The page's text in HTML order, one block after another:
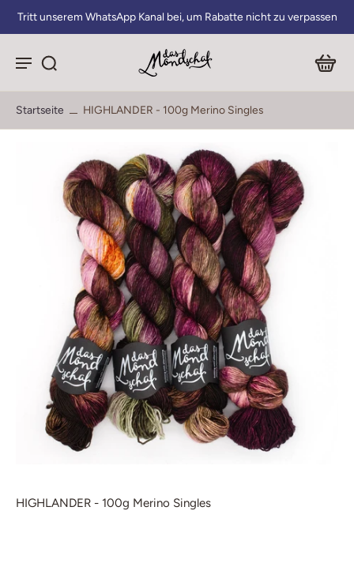
Tritt unserem WhatsApp Kanal bei, um Rabatte nicht zu verpassen
Startseite HIGHLANDER - 100g Merino Singles
HIGHLANDER - 100g Merino Singles